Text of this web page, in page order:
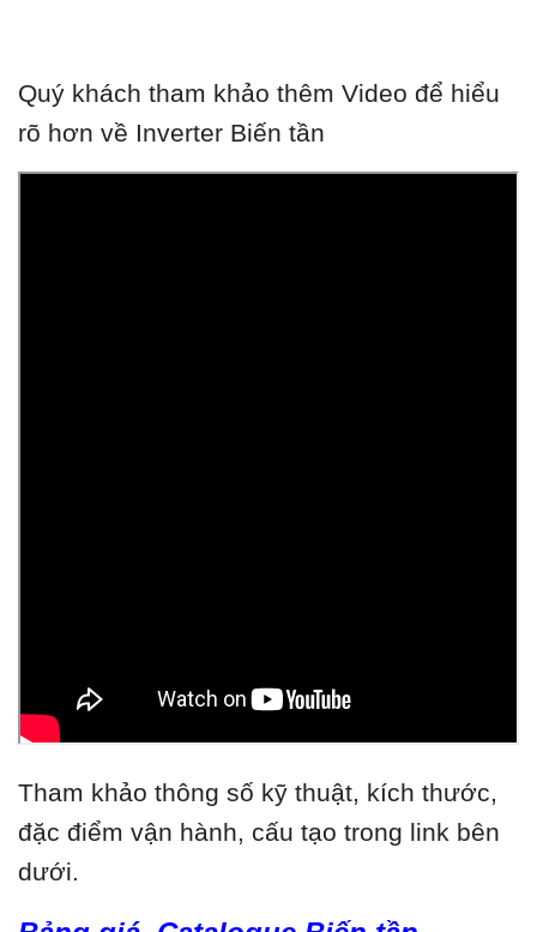
Quý khách tham khảo thêm Video để hiểu
rõ hơn về Inverter Biến tần
Tham khảo thông số kỹ thuật, kích thước,
đặc điểm vận hành, cấu tạo trong link bên
dưới.